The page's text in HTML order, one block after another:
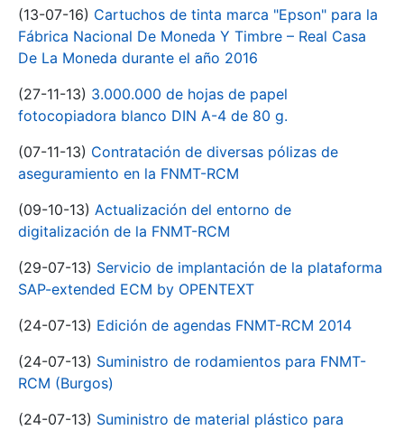
(13-07-16) Cartuchos de tinta marca "Epson" para la
Fábrica Nacional De Moneda Y Timbre – Real Casa
De La Moneda durante el año 2016
(27-11-13) 3.000.000 de hojas de papel
fotocopiadora blanco DIN A-4 de 80 g.
(07-11-13) Contratación de diversas pólizas de
aseguramiento en la FNMT-RCM
(09-10-13) Actualización del entorno de
digitalización de la FNMT-RCM
(29-07-13) Servicio de implantación de la plataforma
SAP-extended ECM by OPENTEXT
(24-07-13) Edición de agendas FNMT-RCM 2014
(24-07-13) Suministro de rodamientos para FNMT-
RCM (Burgos)
(24-07-13) Suministro de material plástico para